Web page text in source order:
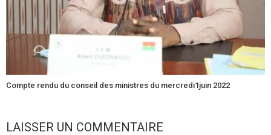
Compte rendu du conseil des ministres du mercredi1juin 2022
LAISSER UN COMMENTAIRE